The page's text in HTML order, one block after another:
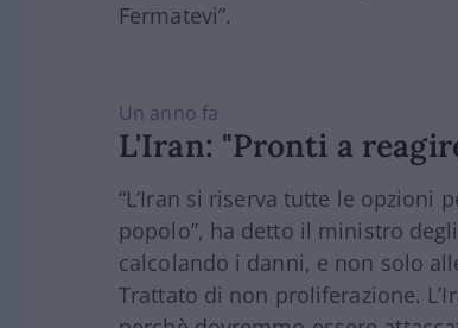
Fermatevi”.
un anno fa
L'Iran: "Pronti a
“L’Iran si riserva tutte le opzioni
popolo”, ha detto il ministro
calcolando i danni, e non solo
Trattato di non proliferazione.